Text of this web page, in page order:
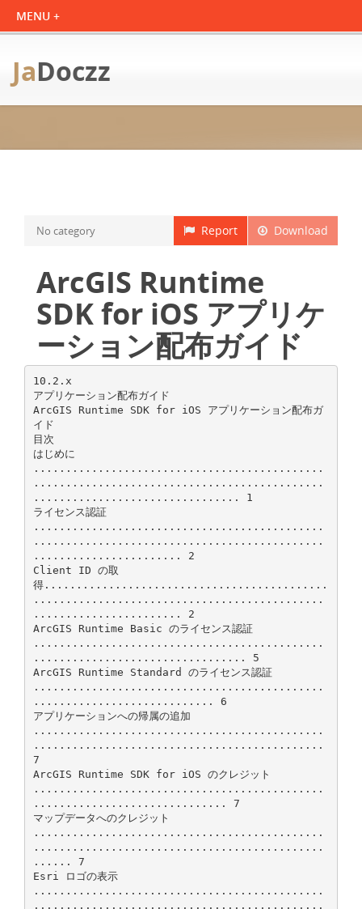
JaDoczz
Download
Report
No category
ArcGIS Runtime
SDK for iOS アプリケ
ーション配布ガイド
10.2.x
アプリケーション配布ガイド
ArcGIS Runtime SDK for iOS アプリケーション配布ガ
イド
目次
はじめに
.............................................
.............................................
................................ 1
ライセンス認証
.............................................
.............................................
....................... 2
Client ID の取
得............................................
.............................................
....................... 2
ArcGIS Runtime Basic のライセンス認証
.............................................
................................. 5
ArcGIS Runtime Standard のライセンス認証
.............................................
............................ 6
アプリケーションへの帰属の追加
.............................................
.............................................
7
ArcGIS Runtime SDK for iOS のクレジット
.............................................
.............................. 7
マップデータへのクレジット
.............................................
.............................................
...... 7
Esri ロゴの表示
.............................................
.............................................